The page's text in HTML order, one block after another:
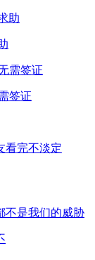
签证